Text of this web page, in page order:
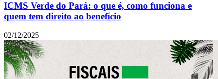
ICMS Verde do Pará: o que é, como funciona e
quem tem direito ao benefício
02/12/2025